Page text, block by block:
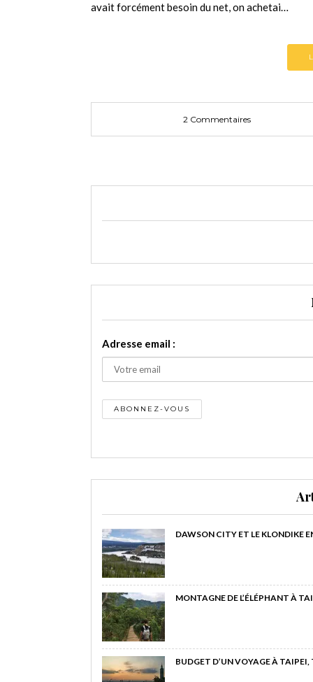
avait forcément besoin du net, on achetai…
2 Commentaires
Adresse email :
DAWSON CITY ET LE KLONDIKE
MONTAGNE DE L’ÉLÉPHANT À
BUDGET D’UN VOYAGE À